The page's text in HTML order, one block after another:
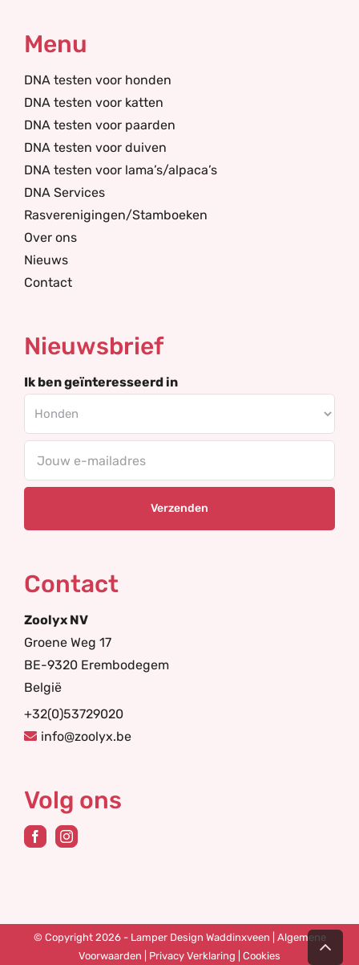
Menu
DNA testen voor honden
DNA testen voor katten
DNA testen voor paarden
DNA testen voor duiven
DNA testen voor lama’s/alpaca’s
DNA Services
Rasverenigingen/Stamboeken
Over ons
Nieuws
Contact
Nieuwsbrief
Ik ben geïnteresseerd in
Contact
Zoolyx NV
Groene Weg 17
BE-9320 Erembodegem
België
+32(0)53729020
info@zoolyx.be
Volg ons
© Copyright 2026 - Lamper Design Waddinxveen | Algemene
Voorwaarden
Privacy Verklaring Cookies
Ga
de